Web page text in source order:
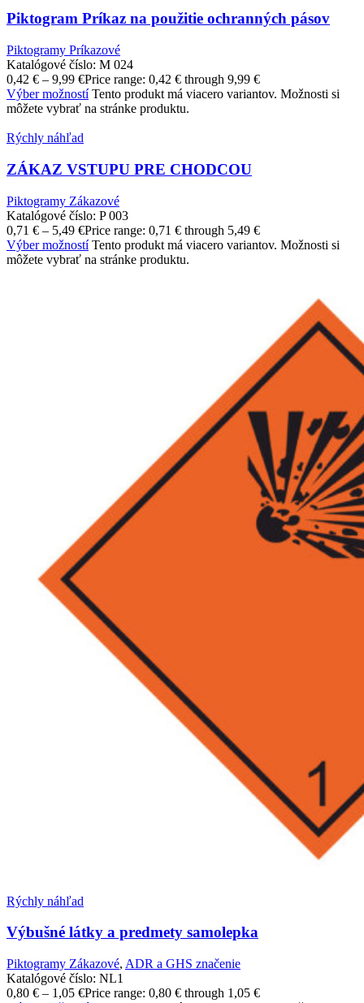
Piktogram Príkaz na použitie ochranných pásov
Piktogramy Príkazové
Katalógové číslo: M 024
0,42 € – 9,99 €Price range: 0,42 € through 9,99 €
Výber možností Tento produkt má viacero variantov. Možnosti si
môžete vybrať na stránke produktu.
Rýchly náhľad
ZÁKAZ VSTUPU PRE CHODCOU
Piktogramy Zákazové
Katalógové číslo: P 003
0,71 € – 5,49 €Price range: 0,71 € through 5,49 €
Výber možností Tento produkt má viacero variantov. Možnosti si
môžete vybrať na stránke produktu.
Rýchly náhľad
Výbušné látky a predmety samolepka
Piktogramy Zákazové, ADR a GHS značenie
Katalógové číslo: NL1
0,80 € – 1,05 €Price range: 0,80 € through 1,05 €